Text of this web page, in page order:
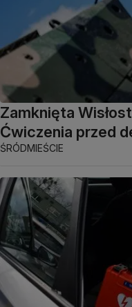
Zamknięta
Ćwiczenia przed
ŚRÓDMIEŚCIE